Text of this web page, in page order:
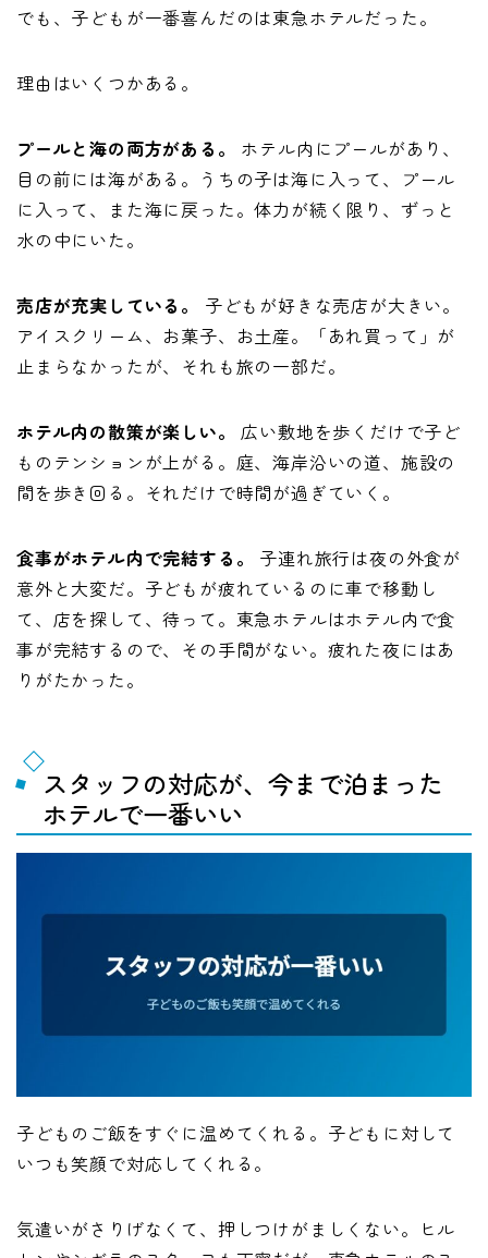
でも、子どもが一番喜んだのは東急ホテルだった。
理由はいくつかある。
プールと海の両方がある。
ホテル内にプールがあり、
目の前には海がある。うちの子は海に入って、プール
に入って、また海に戻った。体力が続く限り、ずっと
水の中にいた。
売店が充実している。
子どもが好きな売店が大きい。
アイスクリーム、お菓子、お土産。「あれ買って」が
止まらなかったが、それも旅の一部だ。
ホテル内の散策が楽しい。
広い敷地を歩くだけで子ど
ものテンションが上がる。庭、海岸沿いの道、施設の
間を歩き回る。それだけで時間が過ぎていく。
食事がホテル内で完結する。
子連れ旅行は夜の外食が
意外と大変だ。子どもが疲れているのに車で移動し
て、店を探して、待って。東急ホテルはホテル内で食
事が完結するので、その手間がない。疲れた夜にはあ
りがたかった。
スタッフの対応が、今まで泊まった
ホテルで一番いい
子どものご飯をすぐに温めてくれる。子どもに対して
いつも笑顔で対応してくれる。
気遣いがさりげなくて、押しつけがましくない。ヒル